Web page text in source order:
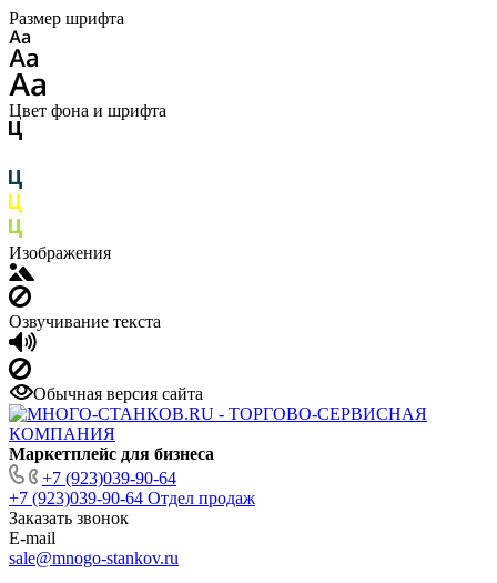
Размер шрифта
Цвет фона и шрифта
Изображения
Озвучивание текста
Обычная версия сайта
Маркетплейс для бизнеса
+7 (923)039-90-64
+7 (923)039-90-64 Отдел продаж
Заказать звонок
E-mail
sale@mnogo-stankov.ru